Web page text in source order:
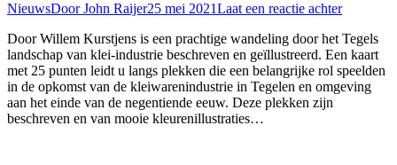
NieuwsDoorJohn Raijer25 mei 2021Laat een reactie achter
Door Willem Kurstjens is een prachtige wandeling door het Tegels
landschap van klei-industrie beschreven en geïllustreerd. Een kaart
met 25 punten leidt u langs plekken die een belangrijke rol speelden
in de opkomst van de kleiwarenindustrie in Tegelen en omgeving
aan het einde van de negentiende eeuw. Deze plekken zijn
beschreven en van mooie kleurenillustraties…